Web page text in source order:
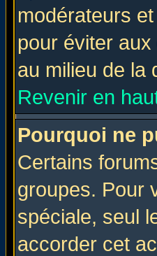
modérateurs
pour éviter
au milieu de la
Revenir en
Pourquoi ne
Certains
groupes. Pour
spéciale, seul
accorder cet